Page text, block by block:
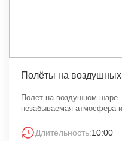
Полёты на
Полет на воздушном шаре
незабываемая атмосфера
Длительность:10:00